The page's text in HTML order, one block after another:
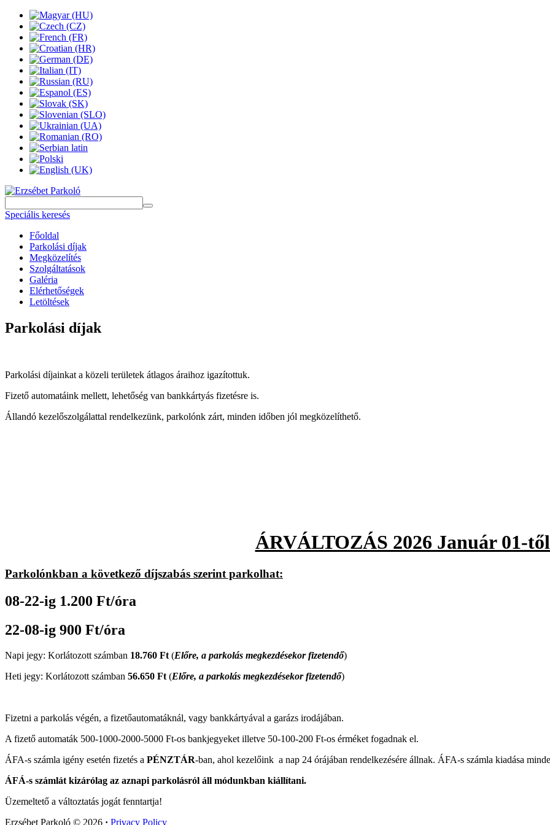
Speciális keresés
Főoldal
Parkolási díjak
Megközelítés
Szolgáltatások
Galéria
Elérhetőségek
Letöltések
Parkolási díjak
Parkolási díjainkat a közeli területek átlagos áraihoz igazítottuk.
Fizető automatáink mellett, lehetőség van bankkártyás fizetésre is.
Állandó kezelőszolgálattal rendelkezünk, parkolónk zárt, minden időben jól megközelíthető.
ÁRVÁLTOZÁS 2026 Január 01-
Parkolónkban a következő díjszabás szerint parkolhat:
08-22-ig 1.200 Ft/óra
22-08-ig 900 Ft/óra
Napi jegy: Korlátozott számban 18.760 Ft(Előre, a parkolás megkezdésekor fizetendő)
Heti jegy: Korlátozott számban 56.650 Ft(Előre, a parkolás megkezdésekor fizetendő)
Fizetni a parkolás végén, a fizetőautomatáknál, vagy bankkártyával a garázs irodájában.
A fizető automaták 500-1000-2000-5000 Ft-os bankjegyeket illetve 50-100-200 Ft-os érméket fogadnak el.
ÁFA-s számla igény esetén fizetés a PÉNZTÁR-ban, ahol kezelőink a nap 24 órájában rendelkezésére állnak. ÁFA-s számla kiadása
ÁFÁ-s számlát kizárólag az aznapi parkolásról áll módunkban kiállítani.
Üzemeltető a változtatás jogát fenntartja!
Erzsébet Parkoló © 2026 · Privacy Policy